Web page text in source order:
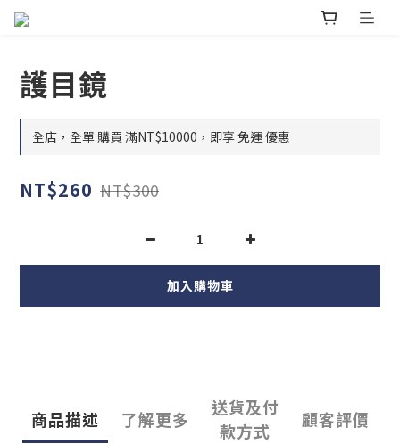
護目鏡
全店，全單 購買 滿NT$10000，即享 免運 優惠
NT$260 NT$300
加入購物車
商品描述 了解更多
送貨及付
款方式
顧客評價